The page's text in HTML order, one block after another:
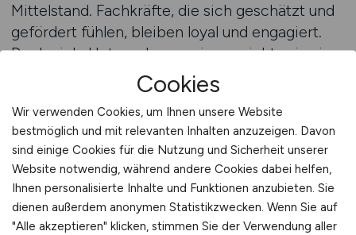
Mittelstand. Fachkräfte, die sich geschätzt und
gefördert fühlen, bleiben loyal und engagiert.
Doch viele Unternehmen wissen nicht, wie sie
diese Entwicklung strukturiert gestalten sollen.
Eine professionelle Beratung kann hier
entscheidende Impulse geben. Sie hilft,
individuelle Potenziale zu erkennen,
Weiterbildungsstrategien zu entwickeln und
Karrierepfade zu schaffen, die den Bedürfnissen
von Mitarbeitern und Unternehmen
gleichermaßen gerecht werden.
Cookies
Wir verwenden Cookies, um Ihnen unsere Website
bestmöglich und mit relevanten Inhalten anzuzeigen. Davon
sind einige Cookies für die Nutzung und Sicherheit unserer
Website notwendig, während andere Cookies dabei helfen,
Ihnen personalisierte Inhalte und Funktionen anzubieten. Sie
dienen außerdem anonymen Statistikzwecken. Wenn Sie auf
"Alle akzeptieren" klicken, stimmen Sie der Verwendung aller